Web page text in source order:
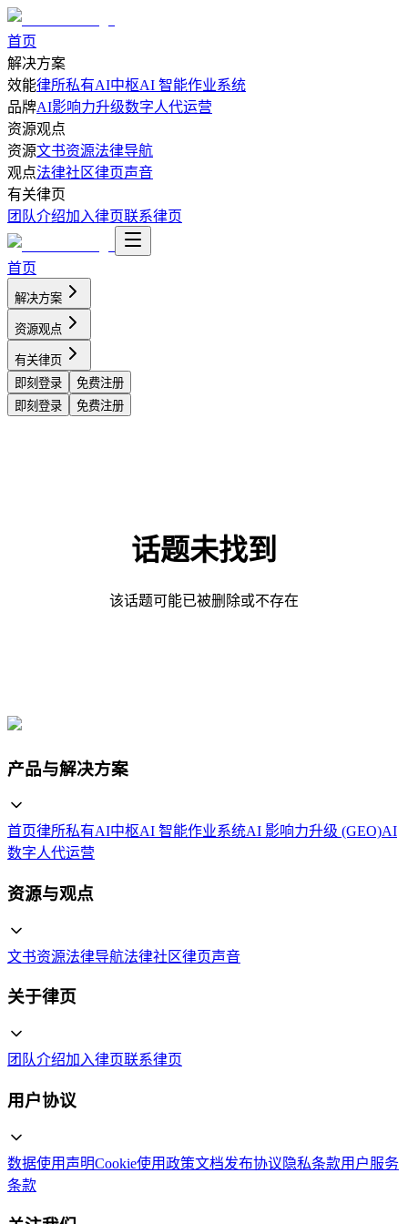
首页
解决方案
效能律所私有AI中枢AI 智能作业系统
品牌AI影响力升级数字人代运营
资源观点
资源文书资源法律导航
观点法律社区律页声音
有关律页
团队介绍加入律页联系律页
首页
解决方案
资源观点
有关律页
即刻登录
免费注册
即刻登录
免费注册
话题未找到
该话题可能已被删除或不存在
产品与解决方案
首页律所私有AI中枢AI 智能作业系统AI 影响力升级 (GEO)AI
数字人代运营
资源与观点
文书资源法律导航法律社区律页声音
关于律页
团队介绍加入律页联系律页
用户协议
数据使用声明Cookie使用政策文档发布协议 隐私条款用户服务
条款